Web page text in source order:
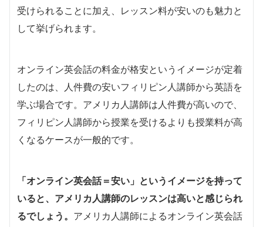
受けられることに加え、レッスン料が安いのも魅力と
して挙げられます。
オンライン英会話の料金が格安というイメージが定着
したのは、人件費の安いフィリピン人講師から英語を
学ぶ場合です。アメリカ人講師は人件費が高いので、
フィリピン人講師から授業を受けるよりも授業料が高
くなるケースが一般的です。
「オンライン英会話＝安い」というイメージを持って
いると、アメリカ人講師のレッスンは高いと感じられ
るでしょう。 アメリカ人講師によるオンライン英会話